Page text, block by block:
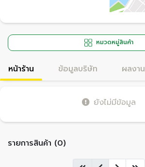
หมวดหมู่สินค้า
หน้าร้าน ข้อมูลบริษัท ผลงาน
ยังไม่มีข้อมูล
รายการสินค้า (0)